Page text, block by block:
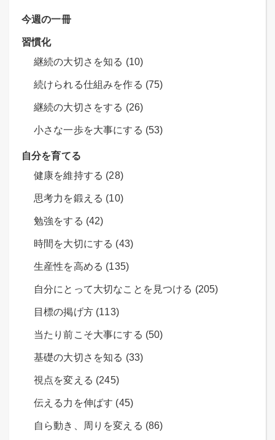
今週の一冊
習慣化
継続の大切さを知る (10)
続けられる仕組みを作る (75)
継続の大切さをする (26)
小さな一歩を大事にする (53)
自分を育てる
健康を維持する (28)
思考力を鍛える (10)
勉強をする (42)
時間を大切にする (43)
生産性を高める (135)
自分にとって大切なことを見つける (205)
目標の掲げ方 (113)
当たり前こそ大事にする (50)
基礎の大切さを知る (33)
視点を変える (245)
伝える力を伸ばす (45)
自ら動き、周りを変える (86)